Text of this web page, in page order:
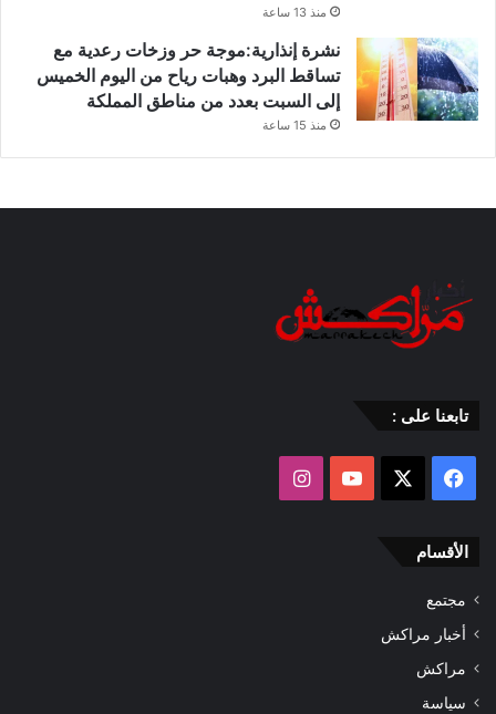
منذ 13 ساعة
نشرة إنذارية:موجة حر وزخات رعدية مع
تساقط البرد وهبات رياح من اليوم الخميس
إلى السبت بعدد من مناطق المملكة
منذ 15 ساعة
تابعنا على :
فيسبوك ‫YouTube
الأقسام
مجتمع
أخبار مراكش
مراكش
سياسة